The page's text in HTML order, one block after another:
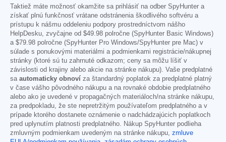
Taktiež máte možnosť okamžite sa prihlásiť na odber SpyHunter a
získať plnú funkčnosť vrátane odstránenia škodlivého softvéru a
prístupu k nášmu oddeleniu podpory prostredníctvom nášho
HelpDesku, zvyčajne od $49.98 polročne (SpyHunter Basic Windows)
a $79.98 polročne (SpyHunter Pro Windows/SpyHunter pre Mac) v
súlade s ponukovými materiálmi a podmienkami registrácie/nákupnej
stránky (ktoré sú tu zahrnuté odkazom; ceny sa môžu líšiť v
závislosti od krajiny alebo akcie na stránke nákupu). Vaše predplatné
sa automaticky obnoví za štandardný poplatok za predplatné platný
v čase vášho pôvodného nákupu a na rovnaké obdobie predplatného
alebo ako je uvedené v propagačných materiáloch/na stránke nákupu,
za predpokladu, že ste nepretržitým používateľom predplatného a v
prípade ktorého dostanete oznámenie o nadchádzajúcich poplatkoch
pred uplynutím platnosti predplatného. Nákup SpyHunter podlieha
zmluvným podmienkam uvedeným na stránke nákupu, zmluve